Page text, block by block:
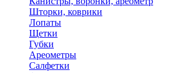
Шторки, коврики
Лопаты
Щетки
Губки
Ареометры
Салфетки